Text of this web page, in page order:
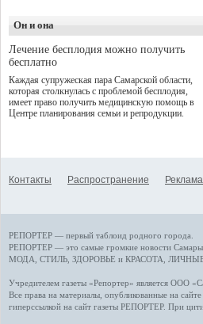
Он и она
Лечение бесплодия можно получить
бесплатно
Каждая супружеская пара Самарской области,
которая столкнулась с проблемой бесплодия,
имеет право получить медицинскую помощь в
Центре планирования семьи и репродукции.
Контакты Распространение Реклама
РЕПОРТЕР — первый таблоид родного города.
РЕПОРТЕР — это самые громкие новости Самары
МОДА, СТИЛЬ ЗДОРОВЬЕ и КРАСОТА
Учредителем газеты «Репортер» является ООО
Все права на материалы, опубликованные на сайте
гиперссылкой на сайт газеты РЕПОРТЕР. При